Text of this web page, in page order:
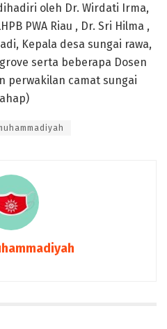
oleh Dr. Wirdati Irma,
PWA Riau , Dr. Sri Hilma ,
Kepala desa sungai rawa,
serta beberapa Dosen
perwakilan camat sungai